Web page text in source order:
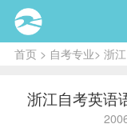
首页> 自考专业> 浙
浙江自考英语